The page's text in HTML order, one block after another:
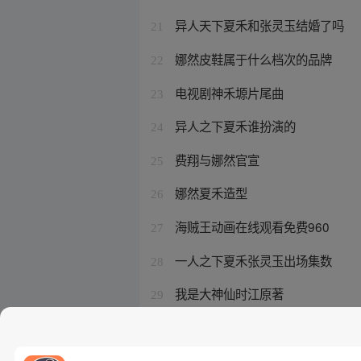
21 异人天下夏禾和张灵玉结婚了吗
22 娜然皮鞋属于什么档次的品牌
23 电视剧神禾塬片尾曲
24 异人之下夏禾谁扮演的
25 费翔与娜然官宣
26 娜然夏禾造型
27 海贼王动画在线观看免费960
28 一人之下夏禾张灵玉出场集数
29 我是大神仙时江原著